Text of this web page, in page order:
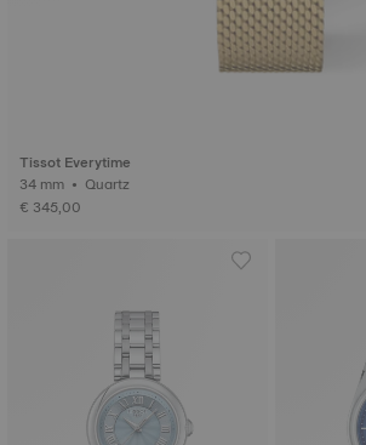
Tissot Everytime
34 mm • Quartz
€ 345,00